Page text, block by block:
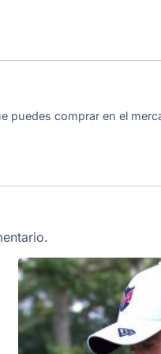
puedes comprar en el